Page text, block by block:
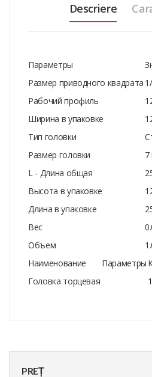
PREȚ
Descriere
Параметры
Размер приводного квадрата
Рабочий профиль
Ширина в упаковке
Тип головки
Размер головки
L - Длина общая
Высота в упаковке
Длина в упаковке
Вес
Объем
Наименование
Параметры
Головка торцевая
1